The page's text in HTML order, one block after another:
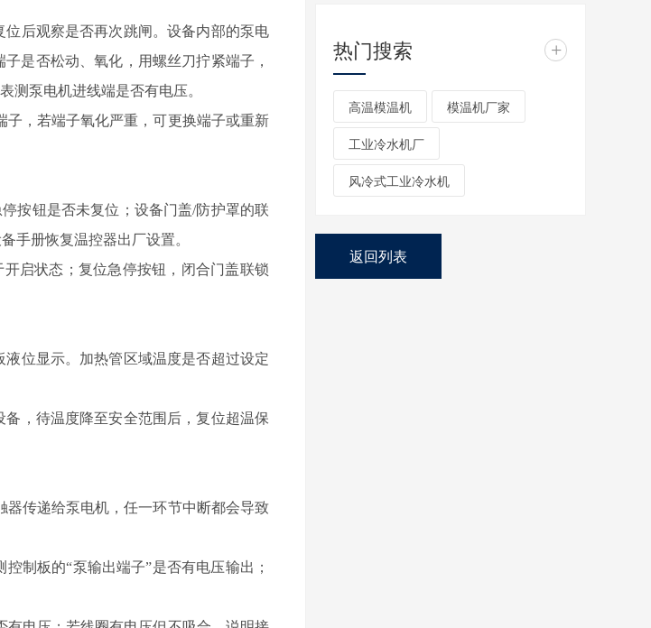
后观察是否再次跳闸。设备内部的泵电
是否松动、氧化，用螺丝刀拧紧端子，
测泵电机进线端是否有电压。
，若端子氧化严重，可更换端子或重新
按钮是否未复位；设备门盖/防护罩的联
手册恢复温控器出厂设置。
启状态；复位急停按钮，闭合门盖联锁
位显示。加热管区域温度是否超过设定
，待温度降至安全范围后，复位超温保
传递给泵电机，任一环节中断都会导致
制板的“泵输出端子”是否有电压输出；
热门搜索 +
高温模温机 模温机厂家
工业冷水机厂
风冷式工业冷水机
返回列表